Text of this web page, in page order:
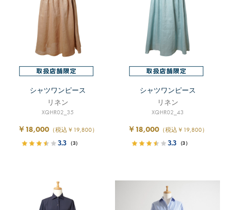
シャツワンピース
リネン
XQHR02_35
￥18,000（税込￥19,800）
3.3 （3）
シャツワンピース
リネン
XQHR02_43
￥18,000（税込￥19,800）
3.3 （3）